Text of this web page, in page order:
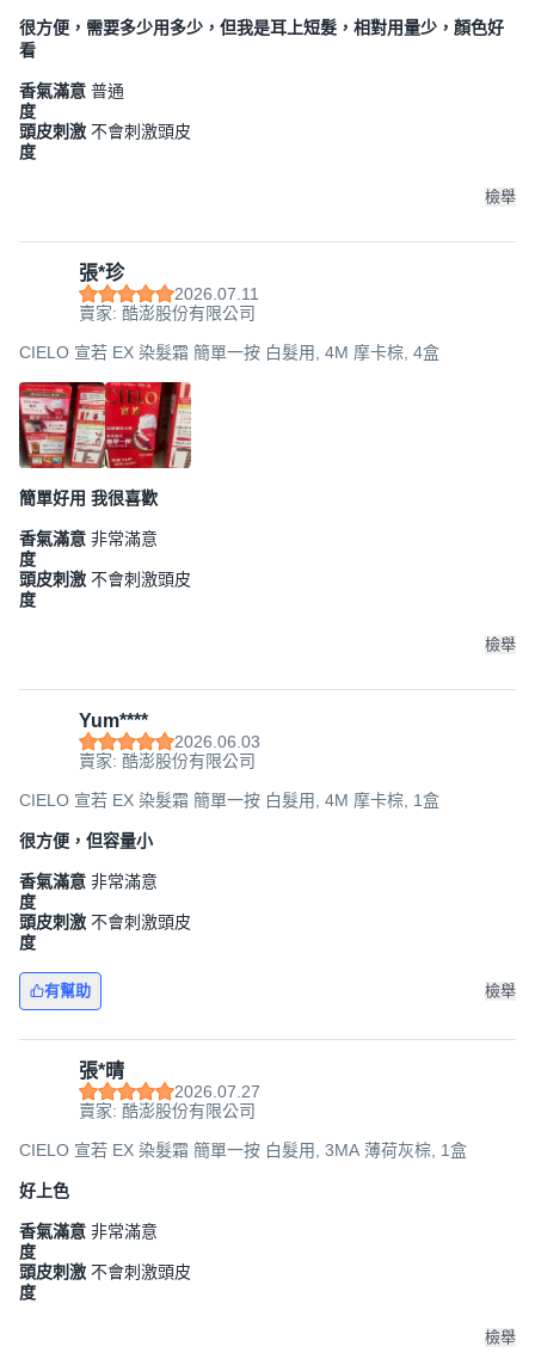
很方便，需要多少用多少，但我是耳上短髮，相對用量少，顏色好
看
香氣滿意
度
普通
頭皮刺激
度
不會刺激頭皮
檢舉
張*珍
2026.07.11
賣家: 酷澎股份有限公司
CIELO 宣若 EX 染髮霜 簡單一按 白髮用, 4M 摩卡棕, 4盒
簡單好用 我很喜歡
香氣滿意
度
非常滿意
頭皮刺激
度
不會刺激頭皮
檢舉
Yum****
2026.06.03
賣家: 酷澎股份有限公司
CIELO 宣若 EX 染髮霜 簡單一按 白髮用, 4M 摩卡棕, 1盒
很方便，但容量小
香氣滿意
度
非常滿意
頭皮刺激
度
不會刺激頭皮
有幫助 檢舉
張*晴
2026.07.27
賣家: 酷澎股份有限公司
CIELO 宣若 EX 染髮霜 簡單一按 白髮用, 3MA 薄荷灰棕, 1盒
好上色
香氣滿意
度
非常滿意
頭皮刺激
度
不會刺激頭皮
檢舉